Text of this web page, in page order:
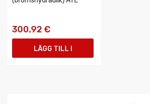
300,92 €
LÄGG TILL I